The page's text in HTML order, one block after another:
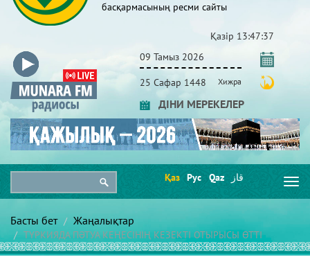
басқармасының ресми сайты
Қазір 13:47:39
09 Тамыз 2026
25 Сафар 1448 Хижра
ДІНИ МЕРЕКЕЛЕР
Қаз Рус Qaz قاز
Басты бет Жаңалықтар
ТҮРКИЯДА ПӘТУА КЕҢЕСІНІҢ КЕЗЕКТІ ОТЫРЫСЫ ӨТТІ